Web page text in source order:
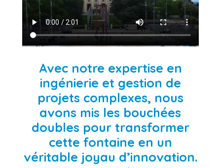
Avec notre expertise en
ingénierie et gestion de
projets complexes, nous
avons mis les bouchées
doubles pour transformer
cette fontaine en un
véritable joyau d’innovation.